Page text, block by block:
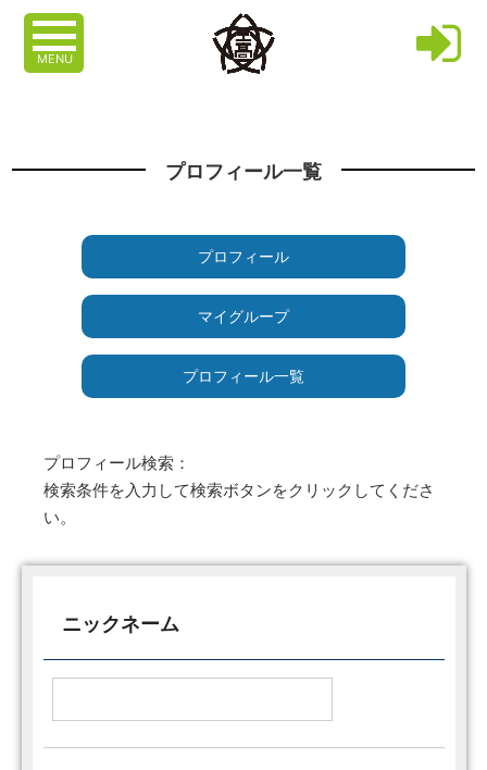
MENU
プロフィール一覧
プロフィール
マイグループ
プロフィール一覧
プロフィール検索：
検索条件を入力して検索ボタンをクリックしてくださ
い。
ニックネーム